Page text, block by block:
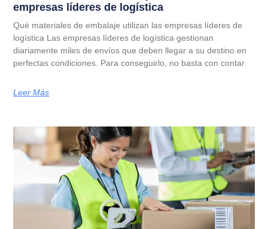
empresas líderes de logística
Qué materiales de embalaje utilizan las empresas líderes de
logística Las empresas líderes de logística gestionan
diariamente miles de envíos que deben llegar a su destino en
perfectas condiciones. Para conseguirlo, no basta con contar
Leer Más